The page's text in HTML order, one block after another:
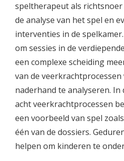
speltherapeut als
de analyse van het spel en
interventies in de
om sessies in de
een complexe scheiding
van de
naderhand te analyseren.
acht veerkrachtprocessen
een voorbeeld van spel
één van de dossiers.
helpen om kinderen te